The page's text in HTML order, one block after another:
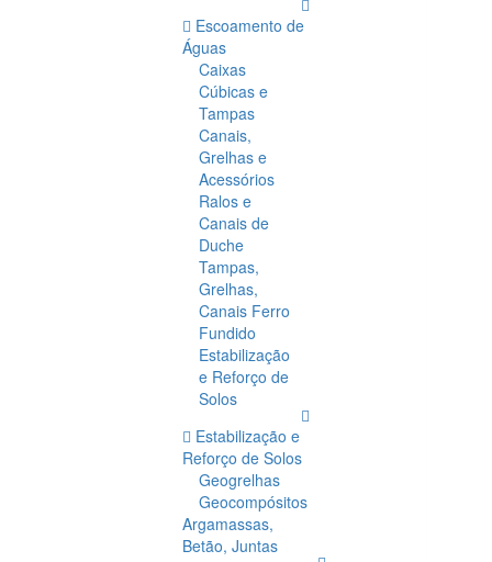
Escoamento de
Águas
Caixas
Cúbicas e
Tampas
Canais,
Grelhas e
Acessórios
Ralos e
Canais de
Duche
Tampas,
Grelhas,
Canais Ferro
Fundido
Estabilização
e Reforço de
Solos
Estabilização e
Reforço de Solos
Geogrelhas
Geocompósitos
Argamassas,
Betão, Juntas